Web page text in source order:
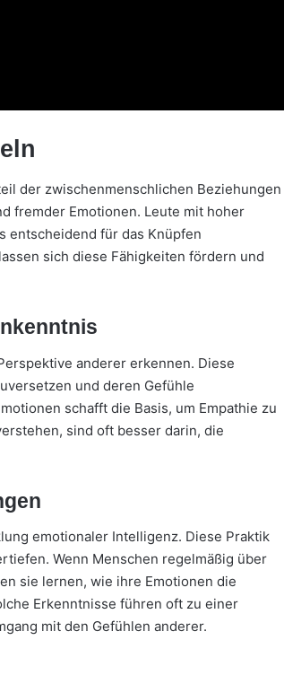
der zwischenmenschlichen Beziehungen
fremder Emotionen. Leute mit hoher
entscheidend für das Knüpfen
sich diese Fähigkeiten fördern und
anderer erkennen. Diese
und deren Gefühle
schafft die Basis, um Empathie zu
sind oft besser darin, die
emotionaler Intelligenz. Diese Praktik
Wenn Menschen regelmäßig über
sie lernen, wie ihre Emotionen die
Erkenntnisse führen oft zu einer
mit den Gefühlen anderer.